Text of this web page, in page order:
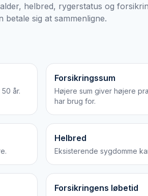
helbred, rygerstatus og
sig at sammenligne.
år.
Forsikringssum
Højere sum giver højere
har brug for.
Helbred
Eksisterende sygdomme
Forsikringens løbetid